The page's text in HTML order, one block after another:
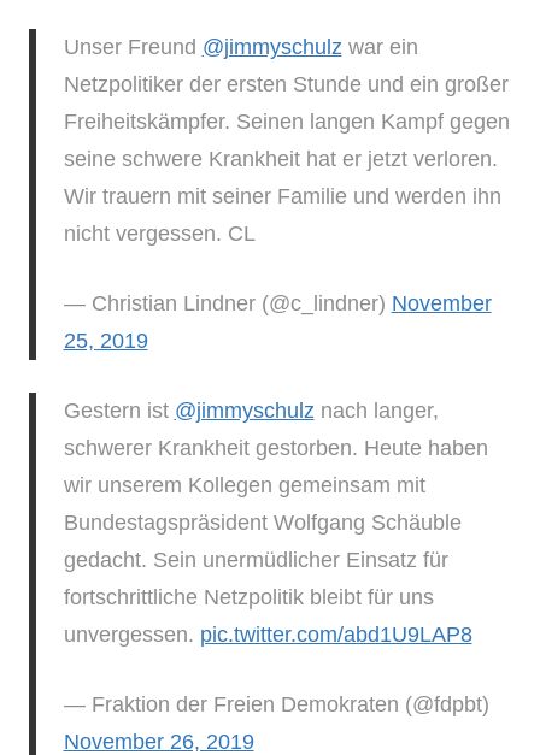
Unser Freund @jimmyschulz war ein
Netzpolitiker der ersten Stunde und ein großer
Freiheitskämpfer. Seinen langen Kampf gegen
seine schwere Krankheit hat er jetzt verloren.
Wir trauern mit seiner Familie und werden ihn
nicht vergessen. CL
— Christian Lindner (@c_lindner) November
25, 2019
Gestern ist @jimmyschulz nach langer,
schwerer Krankheit gestorben. Heute haben
wir unserem Kollegen gemeinsam mit
Bundestagspräsident Wolfgang Schäuble
gedacht. Sein unermüdlicher Einsatz für
fortschrittliche Netzpolitik bleibt für uns
unvergessen. pic.twitter.com/abd1U9LAP8
— Fraktion der Freien Demokraten (@fdpbt)
November 26, 2019